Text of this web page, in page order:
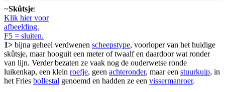
~Skûtsje:
Klik hier voor
afbeelding.
F5 = sluiten.
1> bijna geheel verdwenen scheepstype, voorloper van het huidige
skûtsje, maar hooguit een meter of twaalf en daardoor wat ronder
van lijn. Verder bezaten ze vaak nog de ouderwetse ronde
luikenkap, een klein roefje, geen achteronder, maar een stuurkuip, in
het Fries bollestal genoemd en hadden ze een vissermanroer.